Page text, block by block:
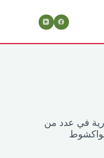
في عدد من
نواكشوط